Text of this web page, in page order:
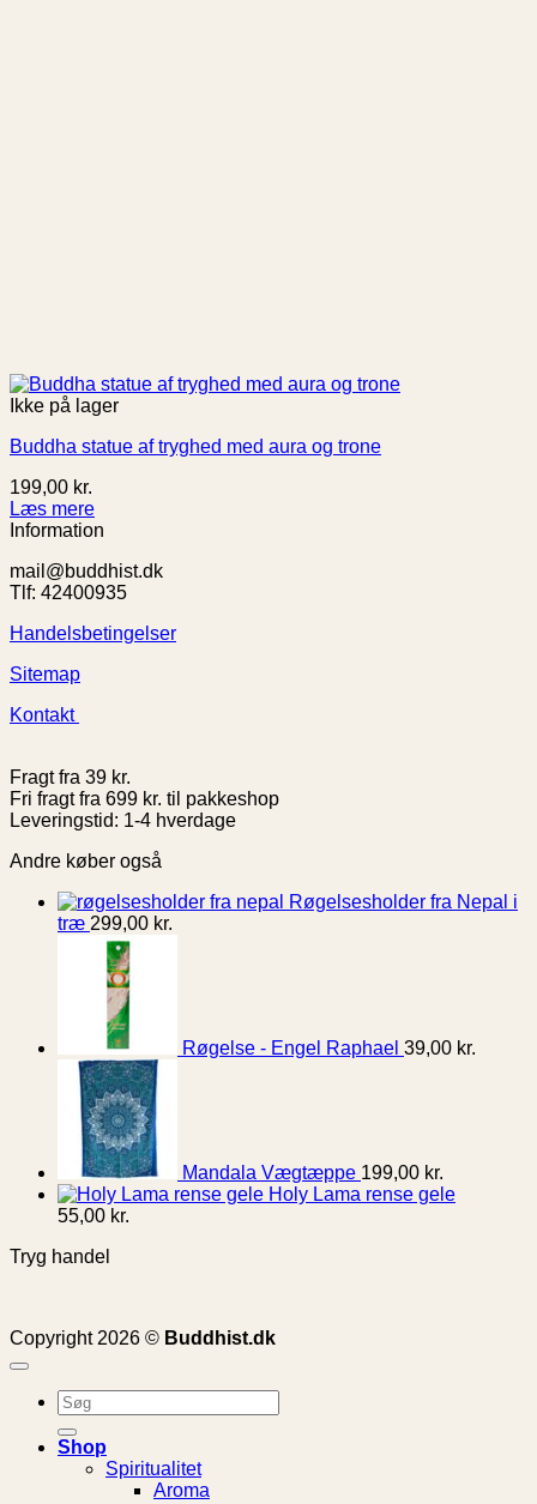
Ikke på lager
Buddha statue af tryghed med aura og trone
199,00 kr.
Læs mere
Information
mail@buddhist.dk
Tlf: 42400935
Handelsbetingelser
Sitemap
Kontakt
Fragt fra 39 kr.
Fri fragt fra 699 kr. til pakkeshop
Leveringstid: 1-4 hverdage
Andre køber også
Røgelsesholder fra Nepal i
træ 299,00 kr.
Røgelse - Engel Raphael 39,00 kr.
Mandala Vægtæppe 199,00 kr.
Holy Lama rense gele
55,00 kr.
Tryg handel
Copyright 2026 © Buddhist.dk
Søg
efter:
Shop
Spiritualitet
Aroma